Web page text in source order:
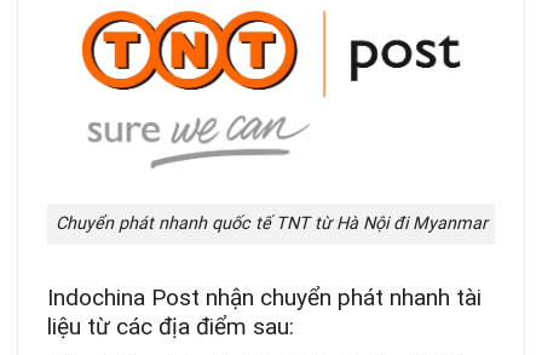
Chuyển phát nhanh quốc tế TNT từ Hà Nội đi Myanmar
Indochina Post nhận chuyển phát nhanh tài
liệu từ các địa điểm sau: